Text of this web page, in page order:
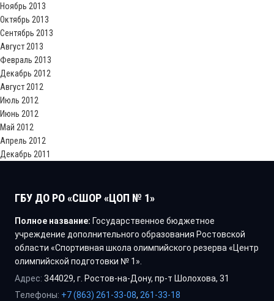
Ноябрь 2013
Октябрь 2013
Сентябрь 2013
Август 2013
Февраль 2013
Декабрь 2012
Август 2012
Июль 2012
Июнь 2012
Май 2012
Апрель 2012
Декабрь 2011
ГБУ ДО РО «СШОР «ЦОП № 1»
Полное название: Государственное бюджетное
учреждение дополнительного образования Ростовской
области «Спортивная школа олимпийского резерва «Центр
олимпийской подготовки № 1».
Адрес: 344029, г. Ростов-на-Дону, пр-т Шолохова, 31
Телефоны: +7 (863) 261-33-08, 261-33-18